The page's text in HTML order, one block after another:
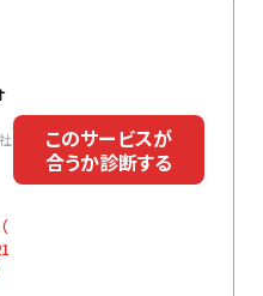
（
このサービスが
合うか診断する